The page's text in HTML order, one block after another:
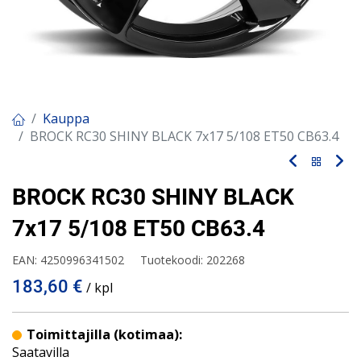
Kauppa
BROCK RC30 SHINY BLACK 7x17 5/108 ET50 CB63.4
BROCK RC30 SHINY BLACK
7x17 5/108 ET50 CB63.4
EAN: 4250996341502 Tuotekoodi: 202268
183,60 € / kpl
Toimittajilla (kotimaa):
Saatavilla